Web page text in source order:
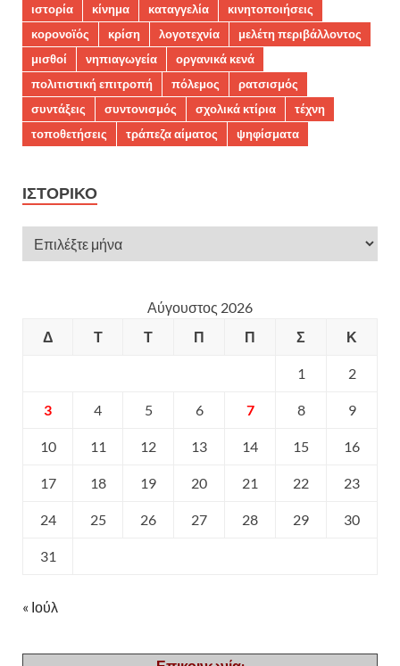
ιστορία
κίνημα καταγγελία
κινητοποιήσεις
κορονοϊός
κρίση λογοτεχνία
μελέτη περιβάλλοντος
μισθοί
νηπιαγωγεία
οργανικά κενά
πολιτιστική επιτροπή
πόλεμος
ρατσισμός
συντάξεις
συντονισμός σχολικά κτίρια
τέχνη
τοποθετήσεις
τράπεζα αίματος ψηφίσματα
ΙΣΤΟΡΙΚΌ
Αύγουστος 2026
Δ
Τ Τ Π Π Σ Κ
1 2
3 4 5 6 7 8 9
10 11 12 13 14 15 16
17 18 19 20 21 22 23
24 25 26 27 28 29 30
31
« Ιούλ